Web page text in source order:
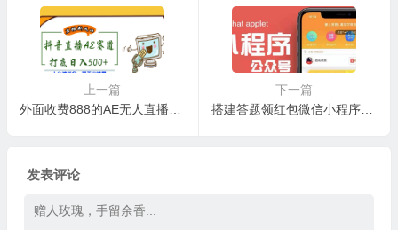
上一篇
下一篇
搭建答题领红包微信小程序【源码+教程】
发表评论